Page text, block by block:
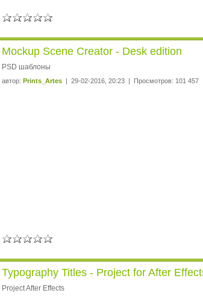
Mockup Scene Creator - Desk edition
PSD шаблоны
автор: Prints_Artes | 29-02-2016, 20:23 | Просмотров: 101 457
Typography Titles - Project for After
Project After Effects